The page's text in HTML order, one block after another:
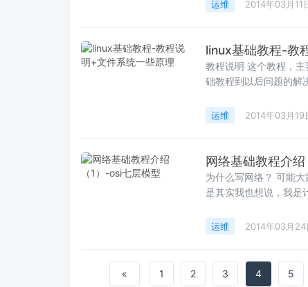
运维 2014年03月11
linux基础教程-教
教程说明 这个教程，主要是对linux的一个普及，现在用Linux用户越来越多了，我从基
础教程到以后问题的解
运维 2014年03月19
网络基础教程介
为什么写网络？ 可能
是其实我也想说，我是
运维 2014年03月24
« 1 2 3 4 5